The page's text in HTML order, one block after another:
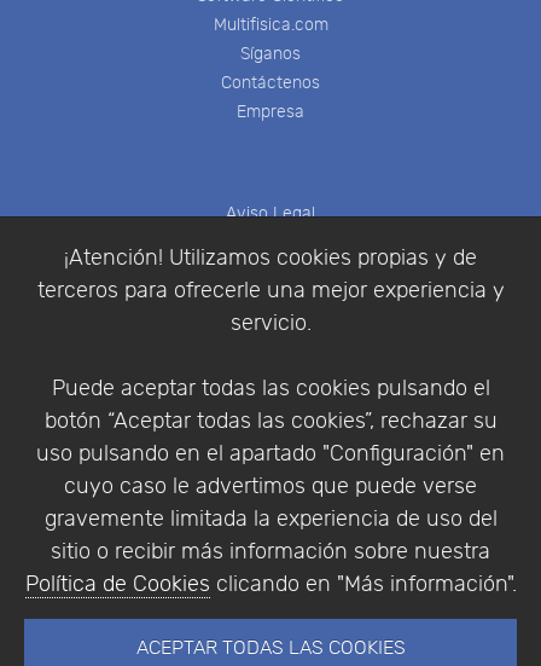
¡Atención! Utilizamos cookies propias y de
terceros para ofrecerle una mejor experiencia y
servicio.
Puede aceptar todas las cookies pulsando el
botón “Aceptar todas las cookies”, rechazar su
uso pulsando en el apartado "Configuración" en
cuyo caso le advertimos que puede verse
gravemente limitada la experiencia de uso del
sitio o recibir más información sobre nuestra
Política de Cookies clicando en "Más información".
ACEPTAR TODAS LAS COOKIES
Multifisica.com
Síganos
Contáctenos
Empresa
Aviso Legal
Política de Privacidad
Condiciones de compra
Identificarse
Empresa|Aviso Legal| Política de Privacidad |
Política de Cookies
© Copyright 1994 - 2026. Addlink Software
Científico, S.L.
Portugal.